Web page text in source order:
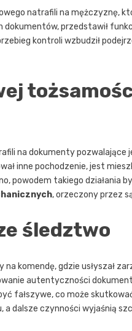
natrafili na mężczyznę,
dokumentów, przedstawił
kontroli wzbudził
na dokumenty
inne pochodzenie, jest
powodem takiego działania
, orzeczony przez
śledztwo
komendę, gdzie usłyszał
autentyczności
fałszywe, co może
dalsze czynności wyjaśnią